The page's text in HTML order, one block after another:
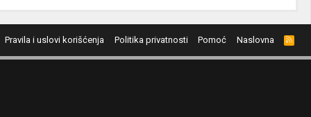
Pravila i uslovi korišćenja Politika privatnosti Pomoć Naslovna
R
S
S